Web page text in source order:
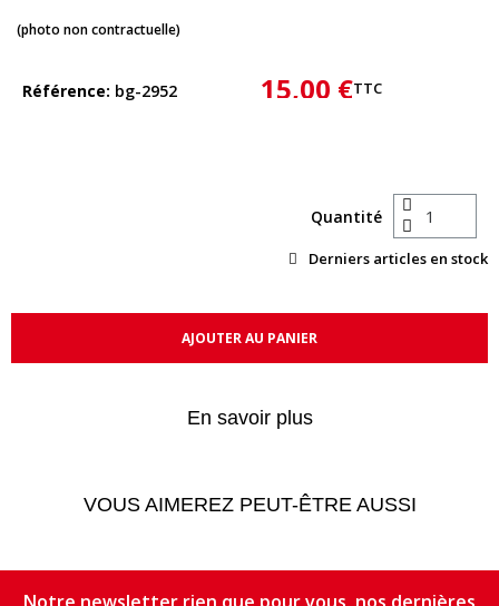
(photo non contractuelle)
Référence bg-2952 15,00 €TTC
Quantité
Derniers articles en stock
AJOUTER AU PANIER
En savoir plus
VOUS AIMEREZ PEUT-ÊTRE AUSSI